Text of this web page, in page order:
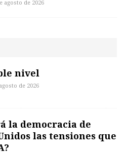
agosto de 2026
nivel
de 2026
la democracia de
las tensiones que